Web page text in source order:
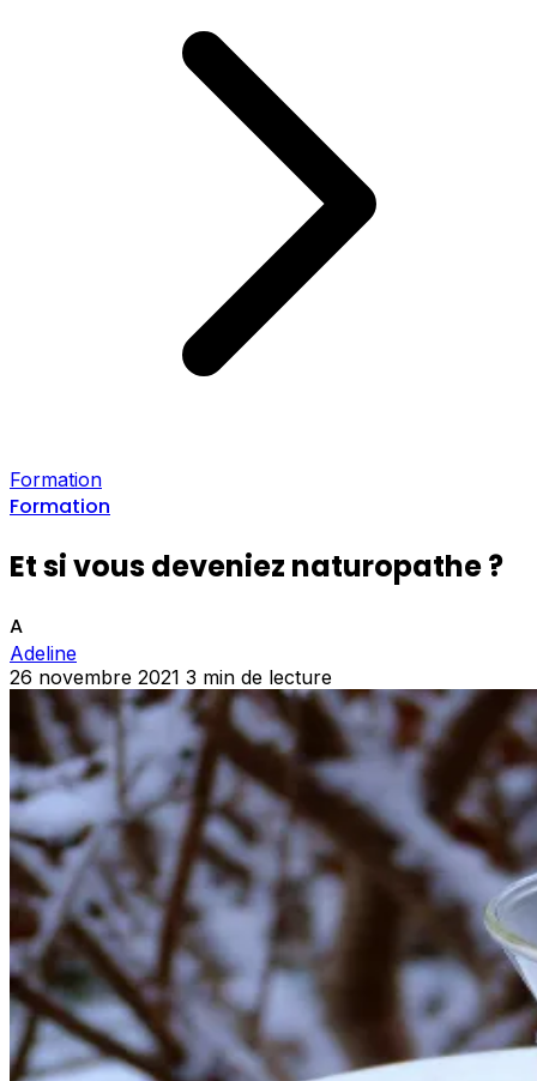
Formation
Formation
Et si vous deveniez naturopathe ?
A
Adeline
26 novembre 2021 3 min de lecture